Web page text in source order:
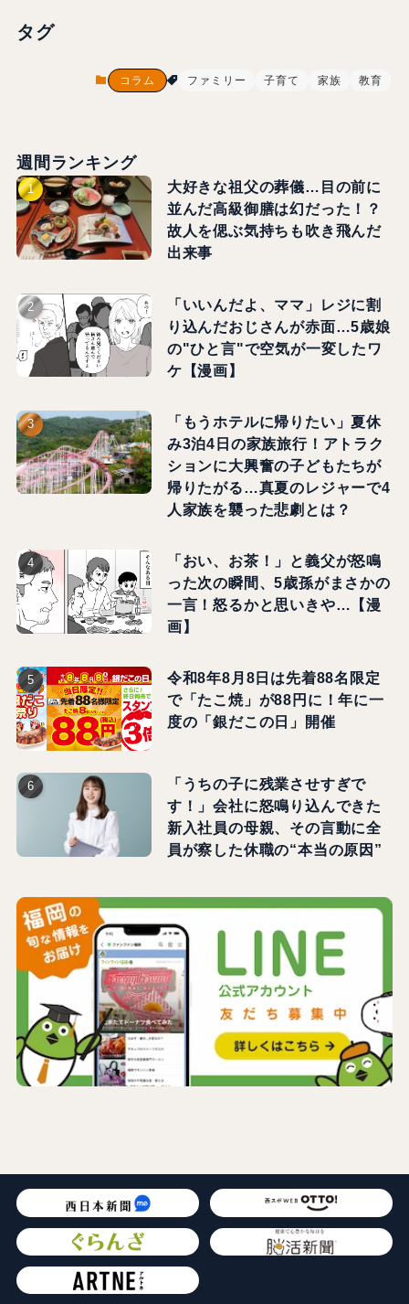
タグ
コラム ファミリー 子育て 家族 教育
週間ランキング
大好きな祖父の葬儀…目の前に
並んだ高級御膳は幻だった！？
故人を偲ぶ気持ちも吹き飛んだ
出来事
「いいんだよ、ママ」レジに割
り込んだおじさんが赤面…5歳娘
の"ひと言"で空気が一変したワ
ケ【漫画】
「もうホテルに帰りたい」夏休
み3泊4日の家族旅行！アトラク
ションに大興奮の子どもたちが
帰りたがる…真夏のレジャーで4
人家族を襲った悲劇とは？
「おい、お茶！」と義父が怒鳴
った次の瞬間、5歳孫がまさかの
一言！怒るかと思いきや…【漫
画】
令和8年8月8日は先着88名限定
で「たこ焼」が88円に！年に一
度の「銀だこの日」開催
「うちの子に残業させすぎで
す！」会社に怒鳴り込んできた
新入社員の母親、その言動に全
員が察した休職の“本当の原因”